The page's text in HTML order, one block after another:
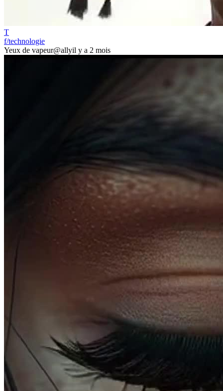
T
f/technologie
Yeux de vapeur@allyil y a 2 mois